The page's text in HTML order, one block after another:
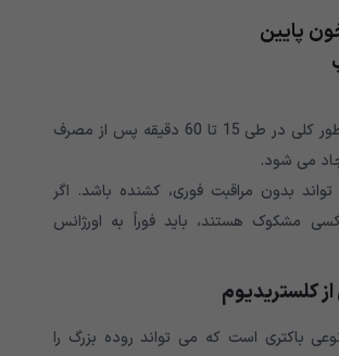
پایین
آنافیلاکسی به طور کلی در طی 15 تا 60 دقیقه پس از مصرف
می شود.
تواند بدون مراقبت فوری، کشنده باشد. اگر
مشکوک هستند، باید فوراً به اورژانس
کلستریدیوم
باکتری است که می تواند روده بزرگ را